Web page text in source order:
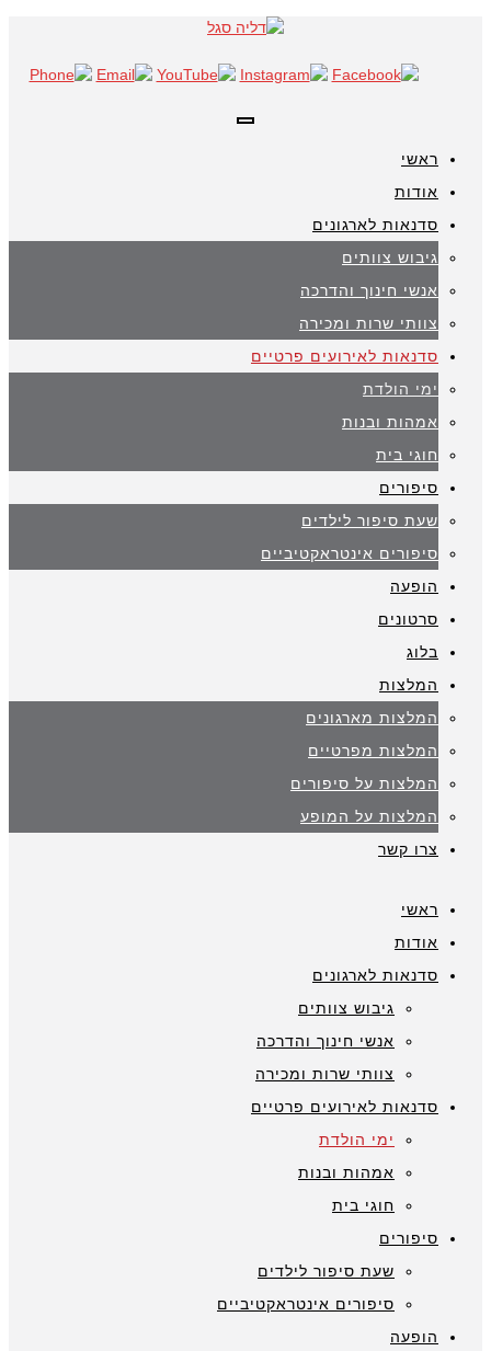
תפריט
ראשי
אודות
סדנאות לארגונים
גיבוש צוותים
אנשי חינוך והדרכה
צוותי שרות ומכירה
סדנאות לאירועים פרטיים
ימי הולדת
אמהות ובנות
חוגי בית
סיפורים
שעת סיפור לילדים
סיפורים אינטראקטיביים
הופעה
סרטונים
בלוג
המלצות
המלצות מארגונים
המלצות מפרטיים
המלצות על סיפורים
המלצות על המופע
צרו קשר
ראשי
אודות
סדנאות לארגונים
גיבוש צוותים
אנשי חינוך והדרכה
צוותי שרות ומכירה
סדנאות לאירועים פרטיים
ימי הולדת
אמהות ובנות
חוגי בית
סיפורים
שעת סיפור לילדים
סיפורים אינטראקטיביים
הופעה